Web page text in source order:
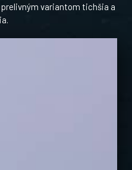
variantom tichšia a